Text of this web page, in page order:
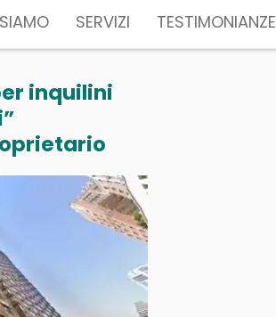
SERVIZI TESTIMONIANZE
inquilini